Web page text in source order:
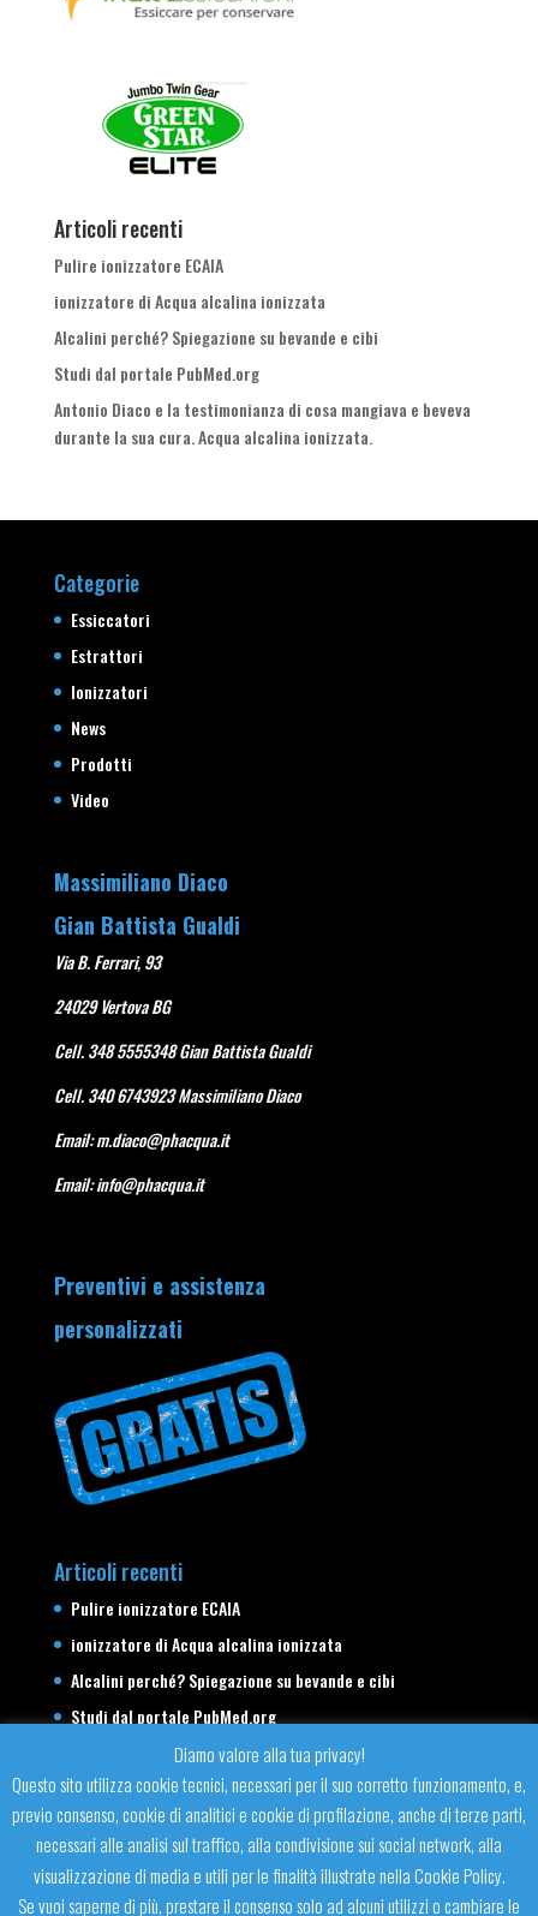
Articoli recenti
Pulire ionizzatore ECAIA
ionizzatore di Acqua alcalina ionizzata
Alcalini perché? Spiegazione su bevande e cibi
Studi dal portale PubMed.org
Antonio Diaco e la testimonianza di cosa mangiava e beveva
durante la sua cura. Acqua alcalina ionizzata.
Categorie
Essiccatori
Estrattori
Ionizzatori
News
Prodotti
Video
Massimiliano Diaco
Gian Battista Gualdi
Via B. Ferrari, 93
24029 Vertova BG
Cell. 348 5555348 Gian Battista Gualdi
Cell. 340 6743923 Massimiliano Diaco
Email: m.diaco@phacqua.it
Email: info@phacqua.it
Preventivi e assistenza
personalizzati
Articoli recenti
Pulire ionizzatore ECAIA
ionizzatore di Acqua alcalina ionizzata
Alcalini perché? Spiegazione su bevande e cibi
Studi dal portale PubMed.org
Antonio Diaco e la testimonianza di cosa mangiava e
beveva durante la sua cura. Acqua alcalina ionizzata.
Diamo valore alla tua privacy!
Questo sito utilizza cookie tecnici, necessari per il suo corretto funzionamento, e,
previo consenso, cookie di analitici e cookie di profilazione, anche di terze parti,
necessari alle analisi sul traffico, alla condivisione sui social network, alla
visualizzazione di media e utili per le finalità illustrate nella Cookie Policy.
Se vuoi saperne di più, prestare il consenso solo ad alcuni utilizzi o cambiare le